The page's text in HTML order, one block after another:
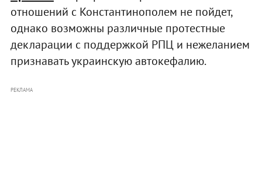
отношений с Константинополем не пойдет,
однако возможны различные протестные
декларации с поддержкой РПЦ и нежеланием
признавать украинскую автокефалию.
РЕКЛАМА